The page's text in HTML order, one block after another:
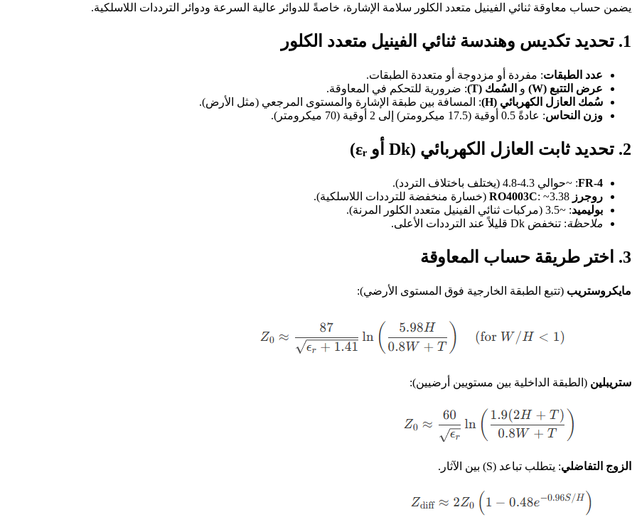
يضمن حساب معاوقة ثنائي الفينيل متعدد الكلور سلامة الإشارة، خاصةً للدوائر عالية السرعة ودوائر الترددات اللاسلكية.
1. تحديد تكديس وهندسة ثنائي الفينيل متعدد الكلور
عدد الطبقات: مفردة أو مزدوجة أو متعددة الطبقات.
عرض التتبع (W)
و السُمك (T)
: ضرورية للتحكم في المعاوقة.
سُمك العازل الكهربائي (H)
: المسافة بين طبقة الإشارة والمستوى المرجعي (مثل الأرض).
وزن النحاس: عادةً 0.5 أوقية (17.5 ميكرومتر) إلى 2 أوقية (70 ميكرومتر).
2. تحديد ثابت العازل الكهربائي (Dk أو εᵣ)
FR-4: ~حوالي 4.3-4.8 (يختلف باختلاف التردد).
روجرز RO4003C : ~3.38 (خسارة منخفضة للترددات اللاسلكية).
بوليميد: ~3.5 (مركبات ثنائي الفينيل متعدد الكلور المرنة).
ملاحظة: تنخفض Dk قليلاً عند الترددات الأعلى.
3. اختر طريقة حساب المعاوقة
مايكروستريب (تتبع الطبقة الخارجية فوق المستوى الأرضي):
ستريبلين (الطبقة الداخلية بين مستويين أرضيين):
الزوج التفاضلي: يتطلب تباعد (S) بين الآثار.